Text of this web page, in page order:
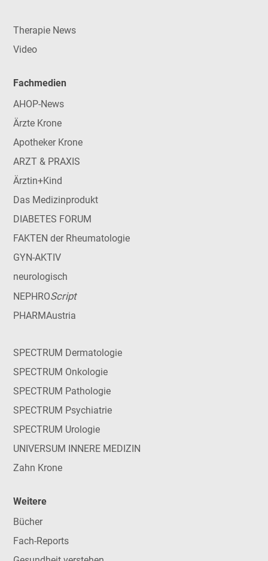
Therapie News
Video
Fachmedien
AHOP-News
Ärzte Krone
Apotheker Krone
ARZT & PRAXIS
Ärztin+Kind
Das Medizinprodukt
DIABETES FORUM
FAKTEN der Rheumatologie
GYN-AKTIV
neurologisch
NEPHROScript
PHARMAustria
SPECTRUM Dermatologie
SPECTRUM Onkologie
SPECTRUM Pathologie
SPECTRUM Psychiatrie
SPECTRUM Urologie
UNIVERSUM INNERE MEDIZIN
Zahn Krone
Weitere
Bücher
Fach-Reports